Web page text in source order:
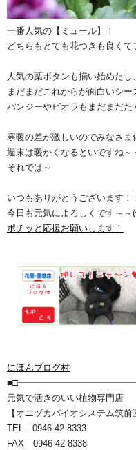
一番人気の【ミュール】！
どちらもとても花つきも良く
人気の葉ボタンも揃い始めたし、
まだまだこれからが面白いシー
パンジーやビオラもまだまだ
寒暖の差が激しいのでみなさま
週末は暖かくなるといですね～
それでは～
いつもありがとうございます！
今日も元気によろしくです～～
ポチッと応援お願いします！
にほんブログ村
元気で活きのいい植物専門店
【オニヅカバイオシステム筑前
TEL 0946-42-8333
FAX 0946-42-8338